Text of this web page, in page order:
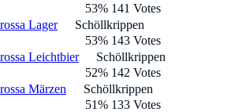
53% 141 Votes
Lager
Schöllkrippen
53% 143 Votes
Leichtbier
Schöllkrippen
52% 142 Votes
Märzen
Schöllkrippen
51% 133 Votes